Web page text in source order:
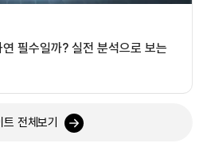
필수일까? 실전 분석으로 보는
트 전체보기